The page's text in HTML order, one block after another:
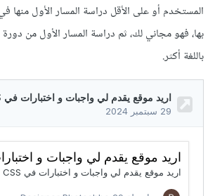
المستخدم أو على الأقل دراسة المسار الأول منها
بها، فهو مجاني لك، ثم دراسة المسار الأول من
باللغة أكثر.